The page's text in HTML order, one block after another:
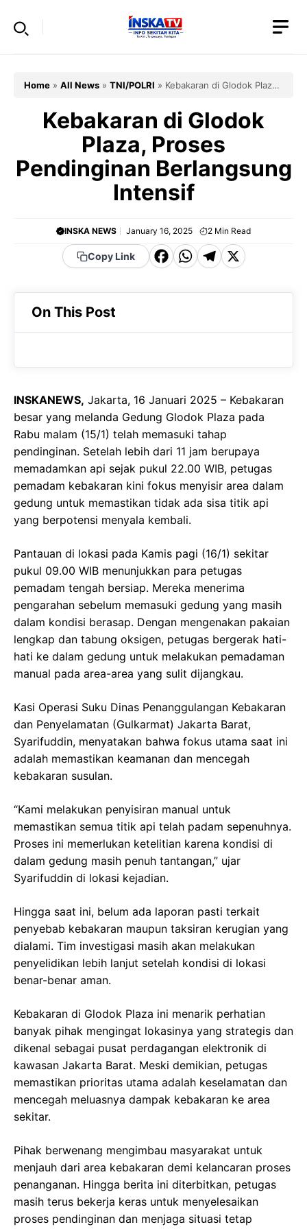
Home » All News » TNI/POLRI » Kebakaran di Glodok Plaza,
Kebakaran di Glodok
Plaza, Proses
Pendinginan Berlangsung
Intensif
INSKA NEWS January 16, 2025 2 Min Read
Copy Link
F
c
o
o
k
W
a
A
p
p
T
e
a
m
X
On This Post
INSKANEWS, Jakarta, 16 Januari 2025 – Kebakaran
besar yang melanda Gedung Glodok Plaza pada
Rabu malam (15/1) telah memasuki tahap
pendinginan. Setelah lebih dari 11 jam berupaya
memadamkan api sejak pukul 22.00 WIB, petugas
pemadam kebakaran kini fokus menyisir area dalam
gedung untuk memastikan tidak ada sisa titik api
yang berpotensi menyala kembali.
Pantauan di lokasi pada Kamis pagi (16/1) sekitar
pukul 09.00 WIB menunjukkan para petugas
pemadam tengah bersiap. Mereka menerima
pengarahan sebelum memasuki gedung yang masih
dalam kondisi berasap. Dengan mengenakan pakaian
lengkap dan tabung oksigen, petugas bergerak hati-
hati ke dalam gedung untuk melakukan pemadaman
manual pada area-area yang sulit dijangkau.
Kasi Operasi Suku Dinas Penanggulangan Kebakaran
dan Penyelamatan (Gulkarmat) Jakarta Barat,
Syarifuddin, menyatakan bahwa fokus utama saat ini
adalah memastikan keamanan dan mencegah
kebakaran susulan.
“Kami melakukan penyisiran manual untuk
memastikan semua titik api telah padam sepenuhnya.
Proses ini memerlukan ketelitian karena kondisi di
dalam gedung masih penuh tantangan,” ujar
Syarifuddin di lokasi kejadian.
Hingga saat ini, belum ada laporan pasti terkait
penyebab kebakaran maupun taksiran kerugian yang
dialami. Tim investigasi masih akan melakukan
penyelidikan lebih lanjut setelah kondisi di lokasi
benar-benar aman.
Kebakaran di Glodok Plaza ini menarik perhatian
banyak pihak mengingat lokasinya yang strategis dan
dikenal sebagai pusat perdagangan elektronik di
kawasan Jakarta Barat. Meski demikian, petugas
memastikan prioritas utama adalah keselamatan dan
mencegah meluasnya dampak kebakaran ke area
sekitar.
Pihak berwenang mengimbau masyarakat untuk
menjauh dari area kebakaran demi kelancaran proses
penanganan. Hingga berita ini diterbitkan, petugas
masih terus bekerja keras untuk menyelesaikan
proses pendinginan dan menjaga situasi tetap